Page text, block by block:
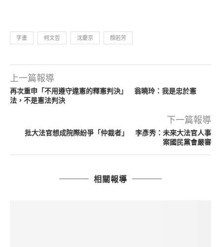
字畫 柯文哲 沈慶京 顏若芳
上一篇報導
再次重申「不用遵守違憲的釋憲判決」 翁曉玲：我是忠於憲
法，不是憲法判決
下一篇報導
批大法官想成院際紛爭「仲裁者」 李彥秀：未來大法官人事
案國民黨會嚴審
相關報導